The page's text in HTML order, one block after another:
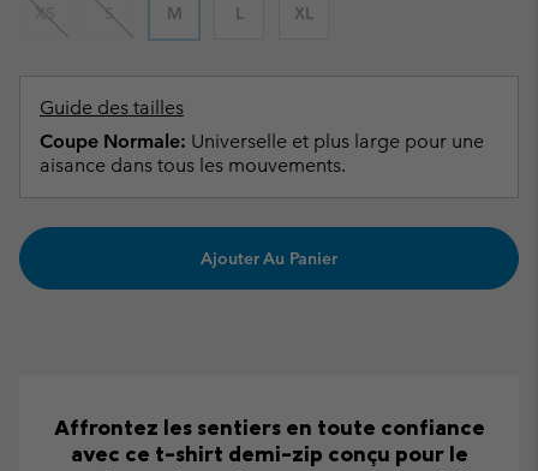
XS S M L XL
Guide des tailles
Coupe Normale: Universelle et plus large pour une
aisance dans tous les mouvements.
Ajouter Au Panier
Affrontez les sentiers en toute confiance
avec ce t-shirt demi-zip conçu pour le